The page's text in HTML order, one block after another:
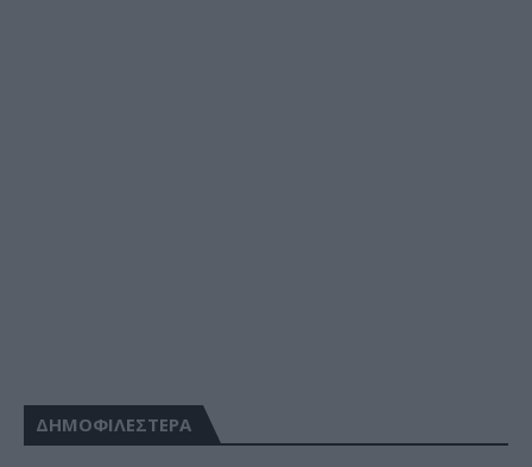
ΔΗΜΟΦΙΛΕΣΤΕΡΑ